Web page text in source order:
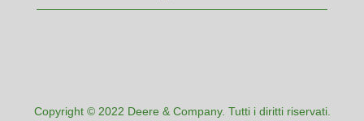
Copyright © 2022 Deere & Company. Tutti i diritti riservati.